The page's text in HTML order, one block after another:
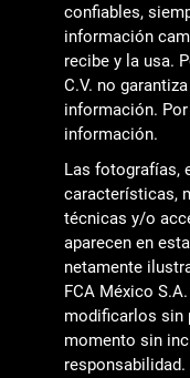
confiables,
información
recibe y la usa.
C.V. no
información.
información.
Las fotografías,
características,
técnicas y/o
aparecen en
netamente
FCA México
modificarlos sin
momento sin